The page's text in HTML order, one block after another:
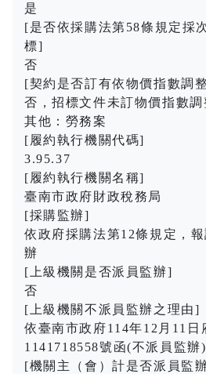
是
[是否依採購法第58條規定採
標]
否
[契約是否訂有依物價指數調
否，招標文件未訂物價指數調
其他：勞務案
[履約執行機關代碼]
3.95.37
[履約執行機關名稱]
臺南市政府財政稅務局
[採購監辦]
依政府採購法第12條規定，
辦
[上級機關是否派員監辦]
否
[上級機關不派員監辦之理由]
依臺南市政府114年12月11日
1141718558號函(不派員監辦)
[機關主（會）計是否派員監